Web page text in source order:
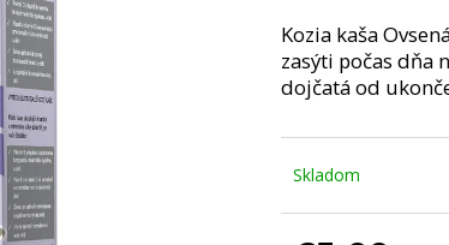
Kozia kaša
zasýti počas dňa
dojčatá od
Skladom